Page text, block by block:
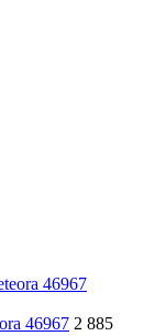
46967 2 885